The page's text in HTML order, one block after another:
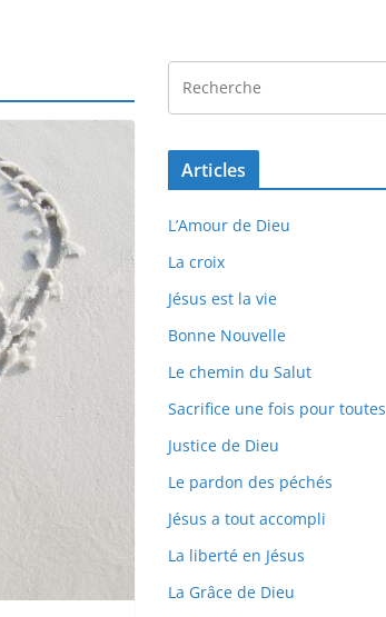
Articles
L’Amour de Dieu
La croix
Jésus est la vie
Bonne Nouvelle
Le chemin du Salut
Sacrifice une fois pour toutes
Justice de Dieu
Le pardon des péchés
Jésus a tout accompli
La liberté en Jésus
La Grâce de Dieu